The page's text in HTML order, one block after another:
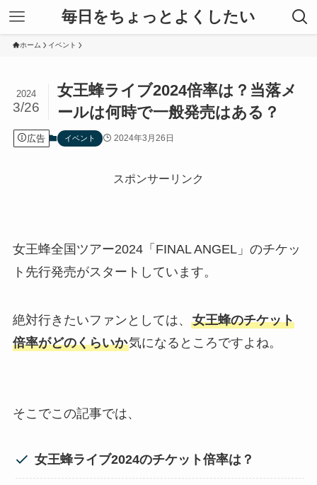
毎日をちょっとよくしたい
ホーム イベント
女王蜂ライブ2024倍率は？当落メ
ールは何時で一般発売はある？
2024
3/26
広告 イベント 2024年3月26日
スポンサーリンク
女王蜂全国ツアー2024「FINAL ANGEL」のチケッ
ト先行発売がスタートしています。
絶対行きたいファンとしては、 女王蜂のチケット
倍率がどのくらいか気になるところですよね。
そこでこの記事では、
女王蜂ライブ2024のチケット倍率は？